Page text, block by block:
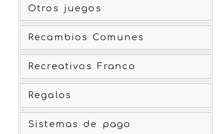
Otros juegos
Recambios Comunes
Recreativos Franco
Regalos
Sistemas de pago